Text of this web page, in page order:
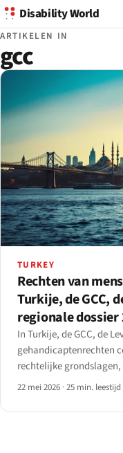
Disability World
ARTIKELEN IN
gcc
TURKEY
Rechten van
Turkije, de GCC,
regionale dossier
In Turkije, de GCC, de
gehandicaptenrechten
rechtelijke
nasleep van de
22 mei 2026 ·25 min. leestijd